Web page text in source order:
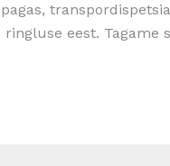
eest.